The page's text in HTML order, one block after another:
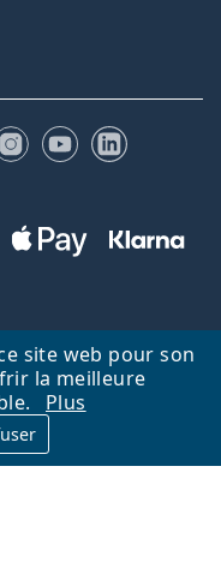
site web pour son
la meilleure
Plus
Instagram
YouTubeLinkedIn
Haut
s.r.o., République
vous depuis 18 ans.